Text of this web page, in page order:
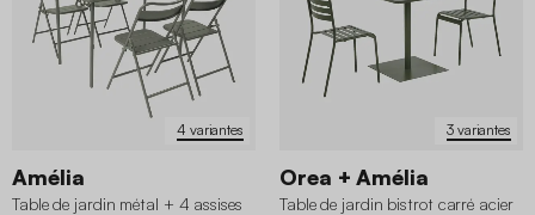
4 variantes
Amélia
Table de jardin métal + 4 assises
3 variantes
Orea + Amélia
Table de jardin bistrot carré acier